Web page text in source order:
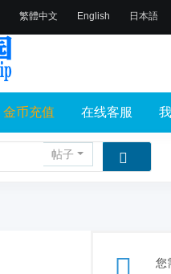
繁體中文 English 日本語
金币充值 在线客服
帖子
您